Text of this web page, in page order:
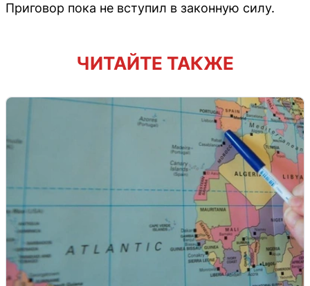
Приговор пока не вступил в законную силу.
ЧИТАЙТЕ ТАКЖЕ